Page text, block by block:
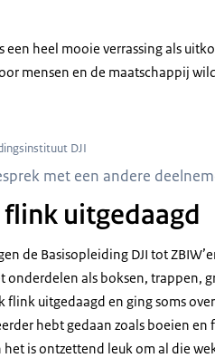
een heel mooie verrassing als
mensen en de maatschappij
DJI
met een andere
flink uitgedaagd
de Basisopleiding DJI tot
onderdelen als boksen, trappen,
flink uitgedaagd en ging soms
hebt gedaan zoals boeien
het is ontzettend leuk om al die